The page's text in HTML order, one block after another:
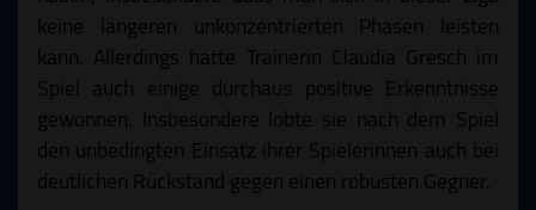
keine längeren unkonzentrierten Phasen leisten
kann. Allerdings hatte Trainerin Claudia Gresch im
Spiel auch einige durchaus positive Erkenntnisse
gewonnen. Insbesondere lobte sie nach dem Spiel
den unbedingten Einsatz ihrer Spielerinnen auch bei
deutlichen Rückstand gegen einen robusten Gegner.